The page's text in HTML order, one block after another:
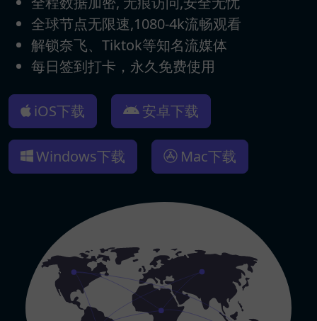
全球节点无限速,1080-4k流畅观看
解锁奈飞、Tiktok等知名流媒体
每日签到打卡，永久免费使用
iOS下载 安卓下载
Windows下载 Mac下载